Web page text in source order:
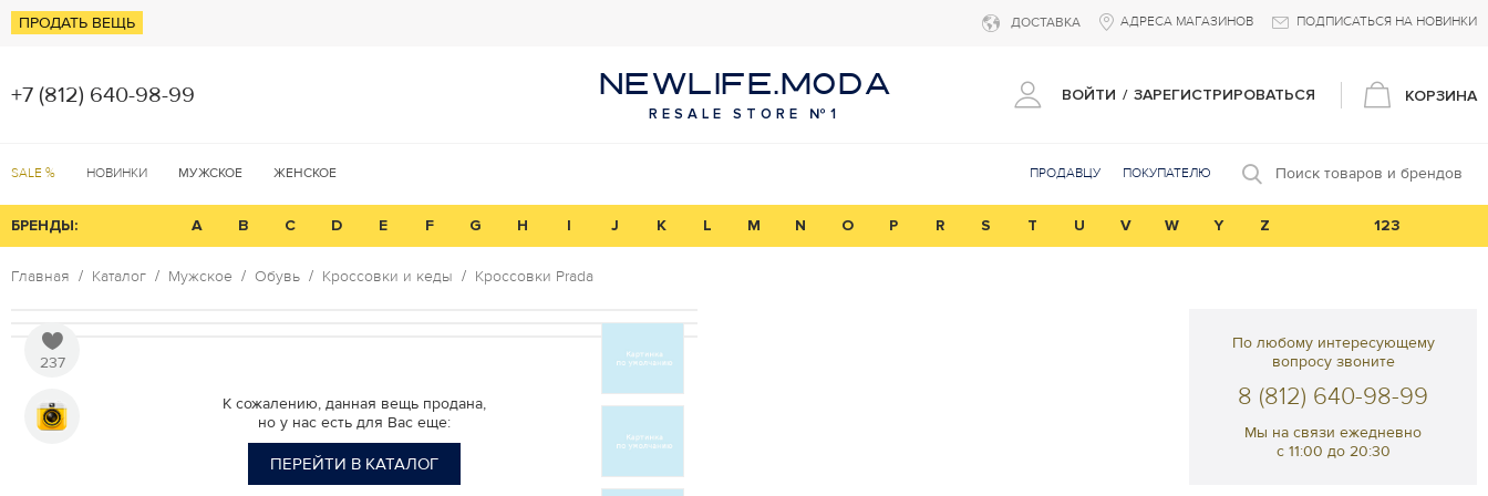
ПРОДАТЬ ВЕЩЬ ДОСТАВКА АДРЕСА МАГАЗИНОВ ПОДПИСАТЬСЯ НА НОВИНКИ
+7 (812) 640-98-99 NEWLIFE.MODA
RESALE STORE №1
ВОЙТИ / ЗАРЕГИСТРИРОВАТЬСЯ КОРЗИНА
SALE % НОВИНКИ МУЖСКОЕ ЖЕНСКОЕ ПРОДАВЦУ ПОКУПАТЕЛЮ Поиск товаров и брендов
БРЕНДЫ: A B C D E F G H I J K L M N O P R S T U V W Y Z 123
Главная Каталог Мужское Обувь Кроссовки и кеды Кроссовки Prada
237
К сожалению, данная вещь продана,
но у нас есть для Вас еще:
ПЕРЕЙТИ В КАТАЛОГ
По любому интересующему
вопросу звоните
8 (812) 640-98-99
Мы на связи ежедневно
с 11:00 до 20:30